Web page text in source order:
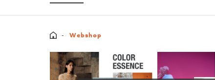
HomeWebshop